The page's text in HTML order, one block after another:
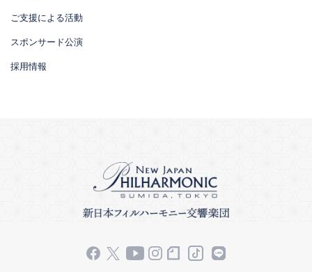
ご支援による活動
スポンサード公演
採用情報